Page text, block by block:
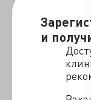
и